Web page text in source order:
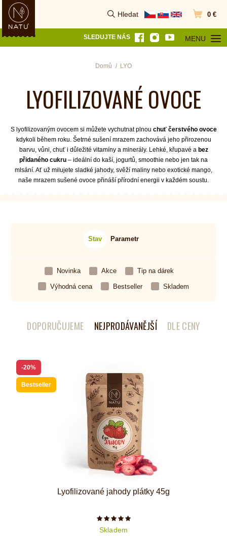
Hledat
Vyhledat Přejít do
0 €
SLEDUJTE NÁS MENU
OTEVŘÍT
Domů LYO
LYOFILIZOVANÉ OVOCE
S lyofilizovaným ovocem si můžete vychutnat plnou chuť čerstvého ovoce
kdykoli během roku. Šetrné sušení mrazem zachovává jeho přirozenou
barvu, vůni, chuť i důležité vitamíny a minerály. Lehké, křupavé a bez
přidaného cukru – ideální do kaší, jogurtů, smoothie nebo jen tak na
mlsání. Ať už milujete sladké jahody, svěží maliny nebo exotické mango,
naše mrazem sušené ovoce přináší přírodní energii v každém soustu.
Stav Parametr
Novinka Akce Tip na dárek
Výhodná cena Bestseller Skladem
DOPORUČUJEME NEJPRODÁVANĚJŠÍ DLE CENY
-20%
Bestseller
Lyofilizované jahody plátky 45g
Počet hvězdiček je 5 z 5
Skladem